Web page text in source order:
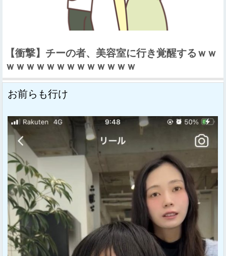
【衝撃】チーの者、美容室に行き覚醒するｗｗ
ｗｗｗｗｗｗｗｗｗｗｗｗｗ
お前らも行け